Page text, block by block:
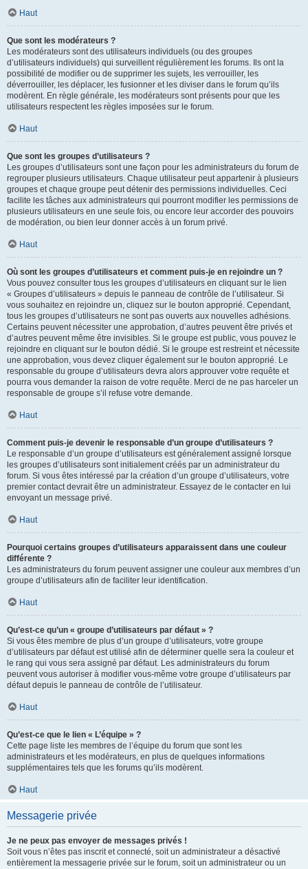
Haut
Que sont les modérateurs ?
Les modérateurs sont des utilisateurs individuels (ou des groupes
d’utilisateurs individuels) qui surveillent régulièrement les forums. Ils ont la
possibilité de modifier ou de supprimer les sujets, les verrouiller, les
déverrouiller, les déplacer, les fusionner et les diviser dans le forum qu’ils
modèrent. En règle générale, les modérateurs sont présents pour que les
utilisateurs respectent les règles imposées sur le forum.
Haut
Que sont les groupes d’utilisateurs ?
Les groupes d’utilisateurs sont une façon pour les administrateurs du forum de
regrouper plusieurs utilisateurs. Chaque utilisateur peut appartenir à plusieurs
groupes et chaque groupe peut détenir des permissions individuelles. Ceci
facilite les tâches aux administrateurs qui pourront modifier les permissions de
plusieurs utilisateurs en une seule fois, ou encore leur accorder des pouvoirs
de modération, ou bien leur donner accès à un forum privé.
Haut
Où sont les groupes d’utilisateurs et comment puis-je en rejoindre un ?
Vous pouvez consulter tous les groupes d’utilisateurs en cliquant sur le lien
« Groupes d’utilisateurs » depuis le panneau de contrôle de l’utilisateur. Si
vous souhaitez en rejoindre un, cliquez sur le bouton approprié. Cependant,
tous les groupes d’utilisateurs ne sont pas ouverts aux nouvelles adhésions.
Certains peuvent nécessiter une approbation, d’autres peuvent être privés et
d’autres peuvent même être invisibles. Si le groupe est public, vous pouvez le
rejoindre en cliquant sur le bouton dédié. Si le groupe est restreint et nécessite
une approbation, vous devez cliquer également sur le bouton approprié. Le
responsable du groupe d’utilisateurs devra alors approuver votre requête et
pourra vous demander la raison de votre requête. Merci de ne pas harceler un
responsable de groupe s’il refuse votre demande.
Haut
Comment puis-je devenir le responsable d’un groupe d’utilisateurs ?
Le responsable d’un groupe d’utilisateurs est généralement assigné lorsque
les groupes d’utilisateurs sont initialement créés par un administrateur du
forum. Si vous êtes intéressé par la création d’un groupe d’utilisateurs, votre
premier contact devrait être un administrateur. Essayez de le contacter en lui
envoyant un message privé.
Haut
Pourquoi certains groupes d’utilisateurs apparaissent dans une couleur
différente ?
Les administrateurs du forum peuvent assigner une couleur aux membres d’un
groupe d’utilisateurs afin de faciliter leur identification.
Haut
Qu’est-ce qu’un « groupe d’utilisateurs par défaut » ?
Si vous êtes membre de plus d’un groupe d’utilisateurs, votre groupe
d’utilisateurs par défaut est utilisé afin de déterminer quelle sera la couleur et
le rang qui vous sera assigné par défaut. Les administrateurs du forum
peuvent vous autoriser à modifier vous-même votre groupe d’utilisateurs par
défaut depuis le panneau de contrôle de l’utilisateur.
Haut
Qu’est-ce que le lien « L’équipe » ?
Cette page liste les membres de l’équipe du forum que sont les
administrateurs et les modérateurs, en plus de quelques informations
supplémentaires tels que les forums qu’ils modèrent.
Haut
Messagerie privée
Je ne peux pas envoyer de messages privés !
Soit vous n’êtes pas inscrit et connecté, soit un administrateur a désactivé
entièrement la messagerie privée sur le forum, soit un administrateur ou un